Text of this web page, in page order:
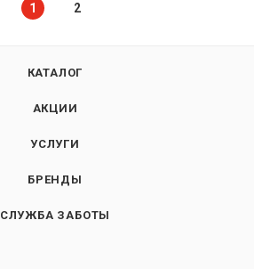
1 2
КАТАЛОГ
АКЦИИ
УСЛУГИ
БРЕНДЫ
СЛУЖБА ЗАБОТЫ